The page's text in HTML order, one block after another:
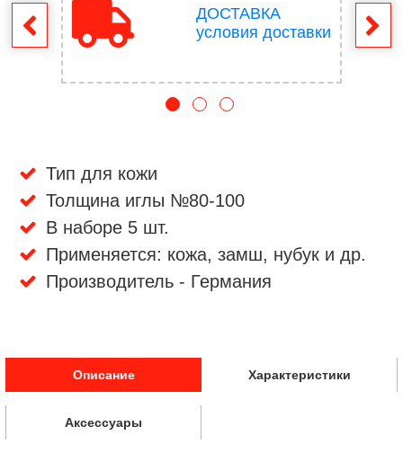
ДОСТАВКА
условия доставки
Тип для кожи
Толщина иглы №80-100
В наборе 5 шт.
Применяется: кожа, замш, нубук и др.
Производитель - Германия
Описание Характеристики
Аксессуары